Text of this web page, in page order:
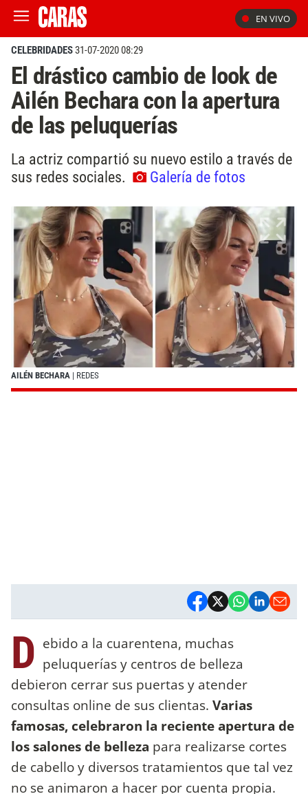
EN VIVO
CELEBRIDADES31-07-2020 08:29
El drástico cambio de look de
Ailén Bechara con la apertura
de las peluquerías
La actriz compartió su nuevo estilo a través de
sus redes sociales.
Galería de fotos
AILÉN BECHARA | REDES
D ebido a la cuarentena, muchas
peluquerías y centros de belleza
debieron cerrar sus puertas y atender
consultas online de sus clientas. Varias
famosas, celebraron la reciente apertura de
los salones de belleza para realizarse cortes
de cabello y diversos tratamientos que tal vez
no se animaron a hacer por cuenta propia.